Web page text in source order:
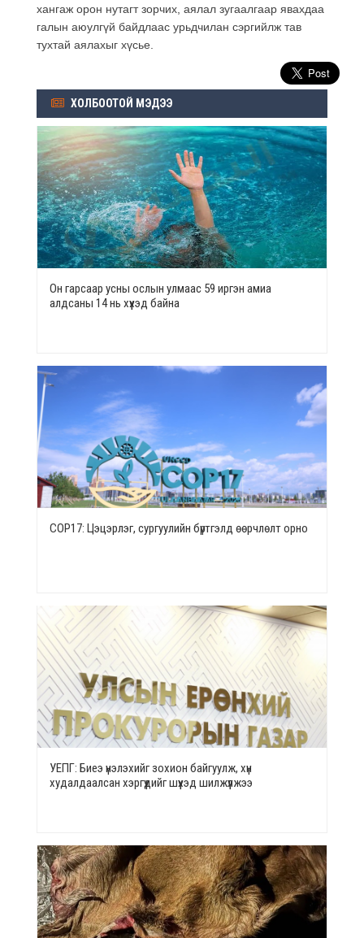
хангаж орон нутагт зорчих, аялал зугаалгаар явахдаа
галын аюулгүй байдлаас урьдчилан сэргийлж тав
тухтай аялахыг хүсье.
ХОЛБООТОЙ МЭДЭЭ
Он гарсаар усны ослын улмаас 59 иргэн амиа
алдсаны 14 нь хүүхэд байна
СОР17: Цэцэрлэг, сургуулийн бүртгэлд өөрчлөлт орно
УЕПГ: Биеэ үнэлэхийг зохион байгуулж, хүн
худалдаалсан хэргүүдийг шүүхэд шилжүүлжээ